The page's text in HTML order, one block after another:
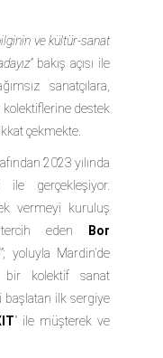
ve kültür-sanat
bakış açısı ile
sanatçılara,
kolektiflerine destek
çekmekte.
2023 yılında
ile gerçekleşiyor.
vermeyi kuruluş
tercih eden Bor
; yoluyla Mardin’de
bir kolektif sanat
başlatan ilk sergiye
” ile müşterekve